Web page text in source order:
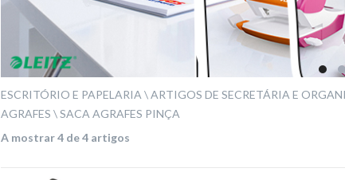
ESCRITÓRIO E PAPELARIA ARTIGOS DE SECRETÁRIA E
AGRAFES
SACA AGRAFES PINÇA
A mostrar 4 de 4 artigos